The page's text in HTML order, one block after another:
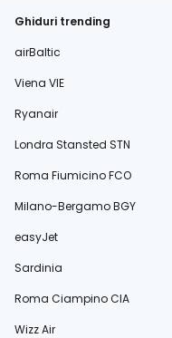
Ghiduri trending
airBaltic
Viena VIE
Ryanair
Londra Stansted STN
Roma Fiumicino FCO
Milano-Bergamo BGY
easyJet
Sardinia
Roma Ciampino CIA
Wizz Air